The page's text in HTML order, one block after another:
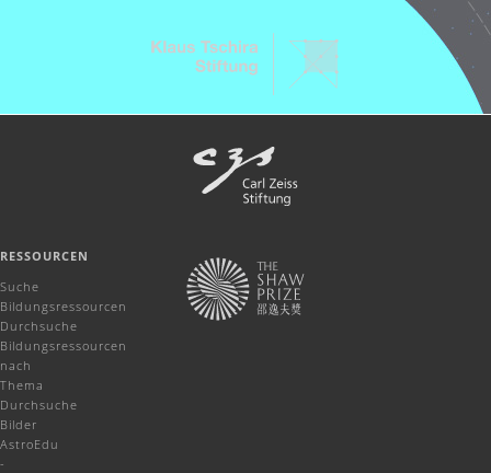
RESSOURCEN
Suche
Bildungsressourcen
Durchsuche
Bildungsressourcen
nach
Thema
Durchsuche
Bilder
AstroEdu
-